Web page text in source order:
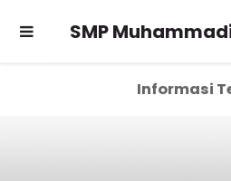
SMP
Informasi